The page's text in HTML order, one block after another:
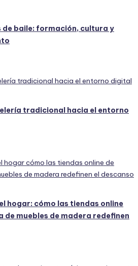
de baile: formación, cultura y
tradicional hacia el entorno
hogar: cómo las tiendas online
de muebles de madera redefinen